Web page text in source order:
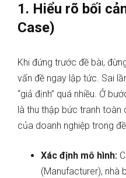
1. Hiểu rõ bối
Case)
Khi đứng trước đề bài,
vấn đề ngay lập tức. Sai
“giả định” quá nhiều. Ở
là thu thập bức tranh toàn
của doanh nghiệp trong
Xác định mô hình:
(Manufacturer), nhà